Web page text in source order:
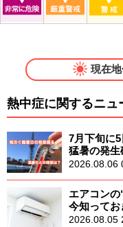
現在
熱中症に関するニュ
7月下旬に
猛暑の発
2026.08.06
エアコン
今知って
2026.08.05